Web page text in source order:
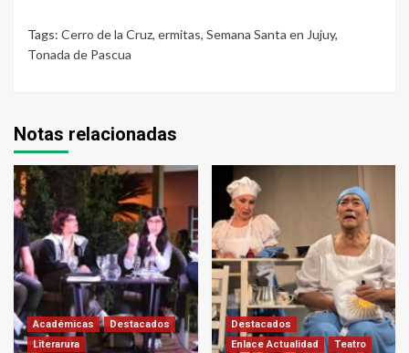
Tags: Cerro de la Cruz, ermitas, Semana Santa en Jujuy,
Tonada de Pascua
Notas relacionadas
Académicas
Destacados
Literarura
Destacados
Enlace Actualidad
Teatro